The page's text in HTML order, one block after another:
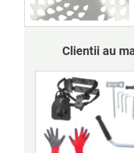
Clientii au